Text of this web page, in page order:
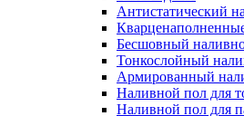
Антистатический
Бесшовный
Тонкослойный
Армированный
Наливной пол для
Наливной пол для